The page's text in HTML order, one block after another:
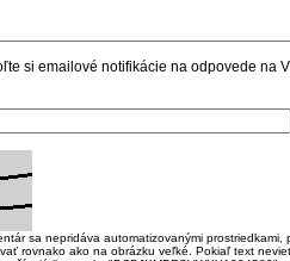
si emailové notifikácie na odpovede na
sa nepridáva automatizovanými prostriedkami,
rovnako ako na obrázku veľké. Pokiaľ text